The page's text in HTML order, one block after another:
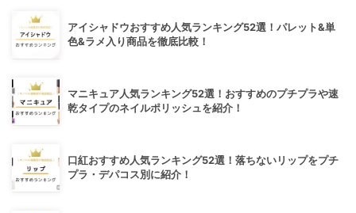
アイシャドウおすすめ人気ランキング52選！パレット&単
色&ラメ入り商品を徹底比較！
マニキュア人気ランキング52選！おすすめのプチプラや速
乾タイプのネイルポリッシュを紹介！
口紅おすすめ人気ランキング52選！落ちないリップをプチ
プラ・デパコス別に紹介！